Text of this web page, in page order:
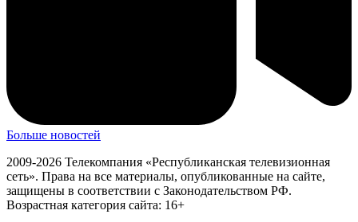
Больше новостей
2009-2026 Телекомпания «Республиканская телевизионная
сеть». Права на все материалы, опубликованные на сайте,
защищены в соответствии с Законодательством РФ.
Возрастная категория сайта: 16+